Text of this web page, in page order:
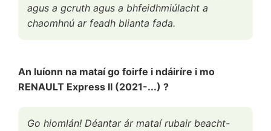
agus a gcruth agus a bhfeidhmiúlacht a
chaomhnú ar feadh blianta fada.
An luíonn na mataí go foirfe i ndáiríre i mo
RENAULT Express II (2021-...) ?
Go hiomlán! Déantar ár mataí rubair beacht-